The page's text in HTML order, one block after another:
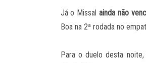
Já o Missalainda não
Boa na 2ª rodada no
Para o duelo desta